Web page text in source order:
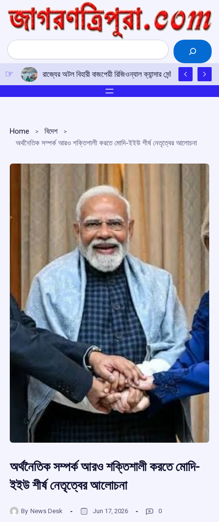
content
Search
রাজ্যের অটল বিহারী বাজপেয়ী রিজিওন্যাল ক্যান্সার সেন্টারে উত্তর-
Home
বিদেশ
অর্থনৈতিক সম্পর্ক আরও শক্তিশালী করতে মোদি-ইইউ শীর্ষ নেতৃত্বের আলোচনা
অর্থনৈতিক সম্পর্ক আরও শক্তিশালী করতে মোদি-
ইইউ শীর্ষ নেতৃত্বের আলোচনা
By News Desk Jun 17, 2026 0